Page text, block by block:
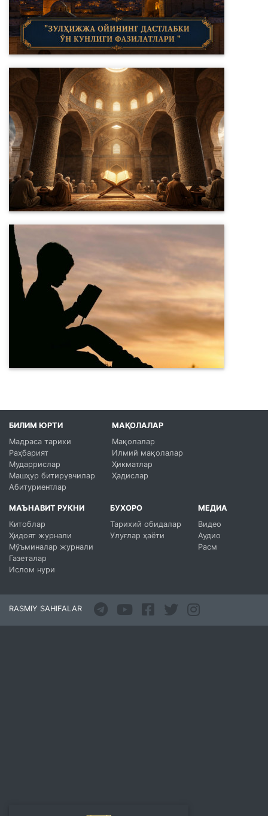
БИЛИМ ЮРТИ
Мадраса тарихи
Раҳбарият
Мударрислар
Машҳур битирувчилар
Абитуриентлар
МАҚОЛАЛАР
Мақолалар
Илмий мақолалар
Ҳикматлар
Ҳадислар
МАЪНАВИТ РУКНИ
Китоблар
Ҳидоят журнали
Мўъминалар журнали
Газеталар
Ислом нури
БУХОРО
Тарихий обидалар
Улуғлар ҳаёти
МЕДИА
Видео
Аудио
Расм
RASMIY SAHIFALAR